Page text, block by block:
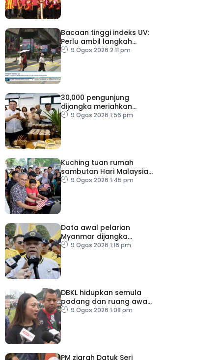
Bacaan tinggi indeks UV:
Perlu ambil langkah
perlindungan, elak risiko
9 Ogos 2026 2:11 pm
30,000 pengunjung
dijangka meriahkan
Karnival Jom Makan Ipoh
9 Ogos 2026 1:56 pm
Kuching tuan rumah
sambutan Hari Malaysia
20269 Ogos 2026 1:45 pm
Data awal pelarian
Myanmar dijangka
diperoleh suku keempat
9 Ogos 2026 1:16 pm
DBKL hidupkan semula
padang dan ruang awam
untuk semua golongan
9 Ogos 2026 1:08 pm
PM ziarah Datuk Seri